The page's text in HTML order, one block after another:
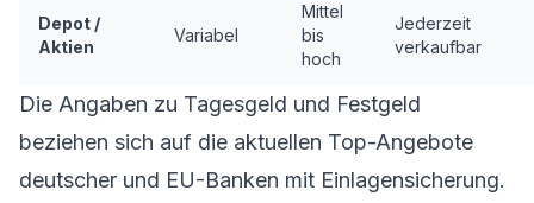
Depot /
Aktien
Variabel
Mittel
bis
hoch
Jederzeit
verkaufbar
Die Angaben zu Tagesgeld und Festgeld
beziehen sich auf die aktuellen Top-Angebote
deutscher und EU-Banken mit Einlagensicherung.